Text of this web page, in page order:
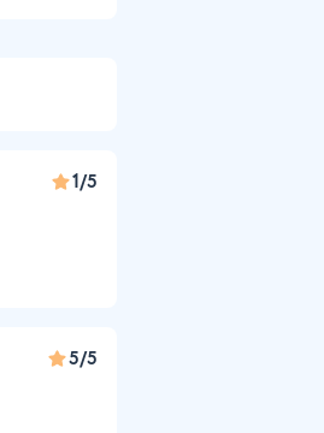
1/5
5/5